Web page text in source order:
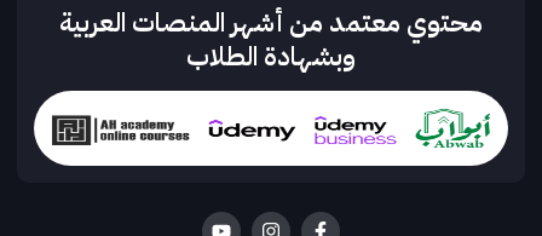
محتوي معتمد من أشهر المنصات العربية
وبشهادة الطلاب